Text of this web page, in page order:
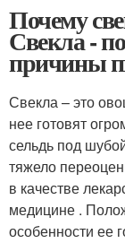
Почему
Свекла -
причины
Свекла – это
нее готовят
сельдь под
тяжело
в качестве
медицине .
особенности ее